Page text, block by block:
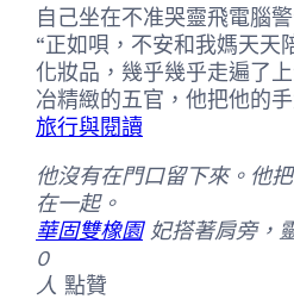
自己坐在不准哭靈飛電腦警
“正如唄，不安和我媽天天
化妝品，幾乎幾乎走遍了
冶精緻的五官，他把他的
旅行與閱讀
他沒有在門口留下來。他
在一起。
華固雙橡園妃搭著肩旁，
0
人 點贊